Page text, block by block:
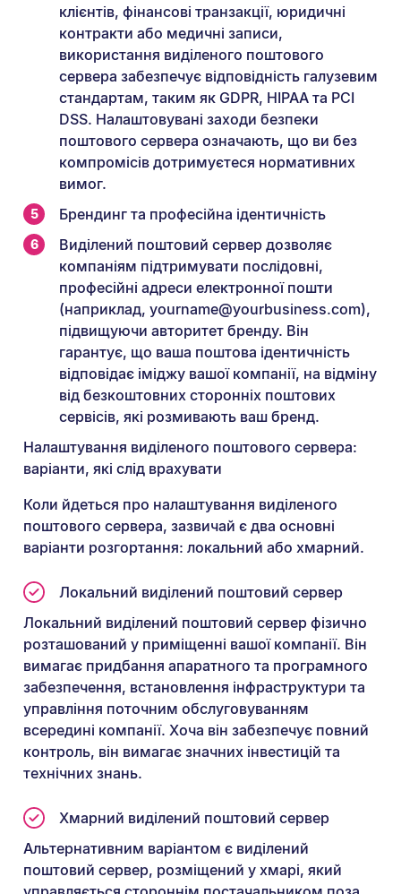
клієнтів, фінансові транзакції, юридичні
контракти або медичні записи,
використання виділеного поштового
сервера забезпечує відповідність галузевим
стандартам, таким як GDPR, HIPAA та PCI
DSS. Налаштовувані заходи безпеки
поштового сервера означають, що ви без
компромісів дотримуєтеся нормативних
вимог.
Брендинг та професійна ідентичність
Виділений поштовий сервер дозволяє
компаніям підтримувати послідовні,
професійні адреси електронної пошти
(наприклад, yourname@yourbusiness.com),
підвищуючи авторитет бренду. Він
гарантує, що ваша поштова ідентичність
відповідає іміджу вашої компанії, на відміну
від безкоштовних сторонніх поштових
сервісів, які розмивають ваш бренд.
Налаштування виділеного поштового сервера:
варіанти, які слід врахувати
Коли йдеться про налаштування виділеного
поштового сервера, зазвичай є два основні
варіанти розгортання: локальний або хмарний.
Локальний виділений поштовий сервер
Локальний виділений поштовий сервер фізично
розташований у приміщенні вашої компанії. Він
вимагає придбання апаратного та програмного
забезпечення, встановлення інфраструктури та
управління поточним обслуговуванням
всередині компанії. Хоча він забезпечує повний
контроль, він вимагає значних інвестицій та
технічних знань.
Хмарний виділений поштовий сервер
Альтернативним варіантом є виділений
поштовий сервер, розміщений у хмарі, який